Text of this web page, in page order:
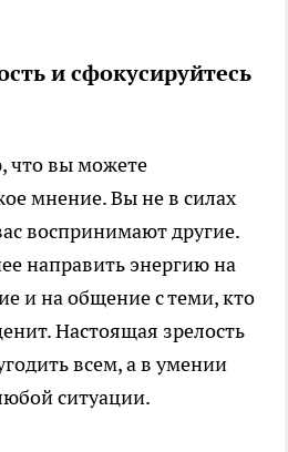
и сфокусируйтесь
что вы можете
мнение. Вы не в силах
воспринимают другие.
направить энергию на
и на общение с теми, кто
Настоящая зрелость
всем, а в умении
ситуации.